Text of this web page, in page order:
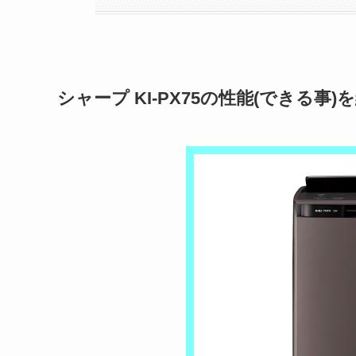
シャープ KI-PX75の性能(できる事)